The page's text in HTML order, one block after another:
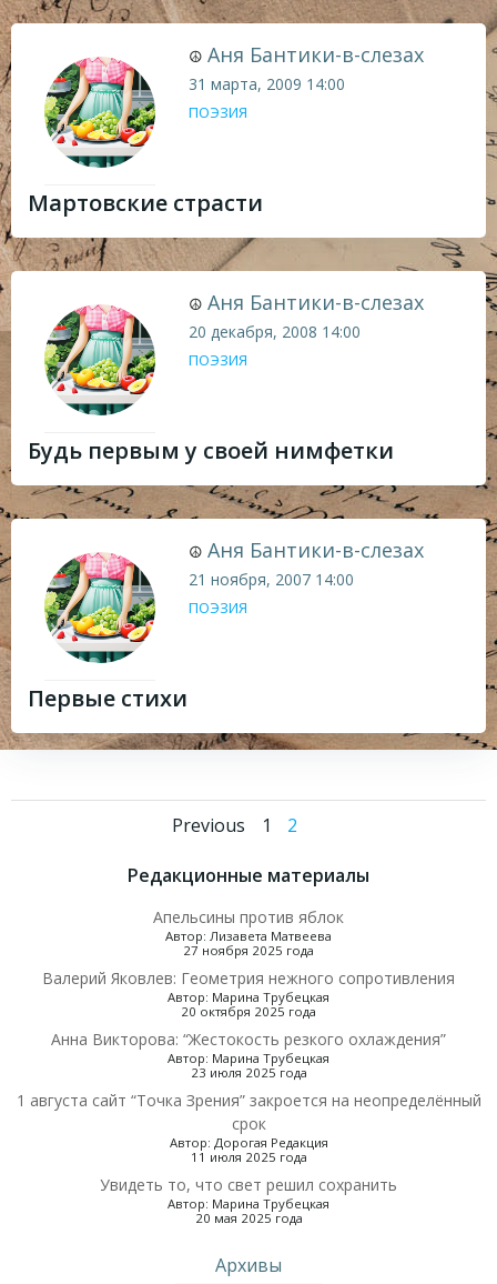
☮ Аня Бантики-в-слезах
31 марта, 2009 14:00
ПОЭЗИЯ
Мартовские страсти
☮ Аня Бантики-в-слезах
20 декабря, 2008 14:00
ПОЭЗИЯ
Будь первым у своей нимфетки
☮ Аня Бантики-в-слезах
21 ноября, 2007 14:00
ПОЭЗИЯ
Первые стихи
Навигация
по
записям
Previous
по
записям
Страница
1 Страница
2
Редакционные материалы
Апельсины против яблок
Автор: Лизавета Матвеева
27 ноября 2025 года
Валерий Яковлев: Геометрия нежного сопротивления
Автор: Марина Трубецкая
20 октября 2025 года
Анна Викторова: “Жестокость резкого охлаждения”
Автор: Марина Трубецкая
23 июля 2025 года
1 августа сайт “Точка Зрения” закроется на неопределённый
срок
Автор: Дорогая Редакция
11 июля 2025 года
Увидеть то, что свет решил сохранить
Автор: Марина Трубецкая
20 мая 2025 года
Архивы